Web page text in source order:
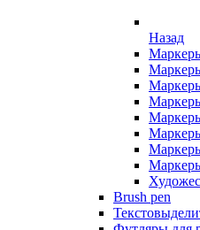
Назад
Brush pen